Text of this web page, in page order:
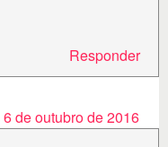
Responder
6 de outubro de 2016